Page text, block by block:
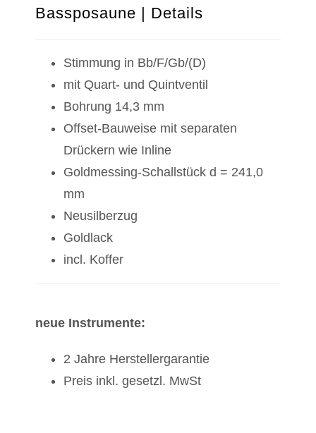
Bassposaune | Details
Stimmung in Bb/F/Gb/(D)
mit Quart- und Quintventil
Bohrung 14,3 mm
Offset-Bauweise mit separaten
Drückern wie Inline
Goldmessing-Schallstück d = 241,0
mm
Neusilberzug
Goldlack
incl. Koffer
neue Instrumente:
2 Jahre Herstellergarantie
Preis inkl. gesetzl. MwSt